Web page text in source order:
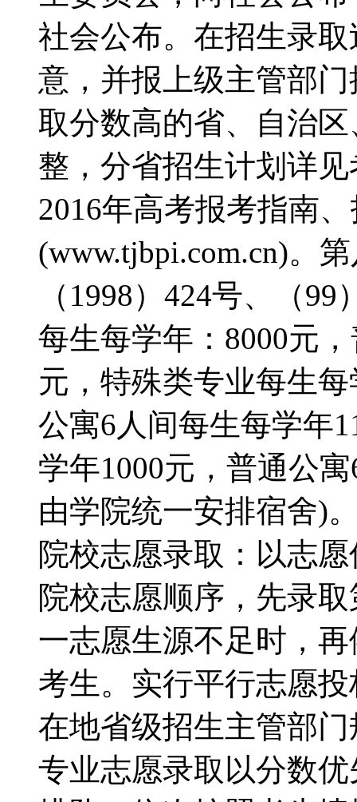
社会公布。在招生录
意，并报上级主管部
取分数高的省、自治
整，分省招生计划详
2016年高考报考指南
(www.tjbpi.com.cn)。
（1998）424号、（
每生每学年：8000元
元，特殊类专业每生
公寓6人间每生每学年
学年1000元，普通公
由学院统一安排宿舍)
院校志愿录取：以志
院校志愿顺序，先录
一志愿生源不足时，
考生。实行平行志愿
在地省级招生主管部
专业志愿录取以分数